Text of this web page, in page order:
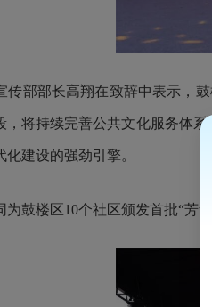
传部部长高翔在致辞中表示，
，将持续完善公共文化服务体
建设的强劲引擎。
为鼓楼区10个社区颁发首批“芳